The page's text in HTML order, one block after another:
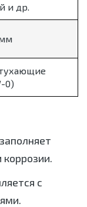
и др.
0)
с